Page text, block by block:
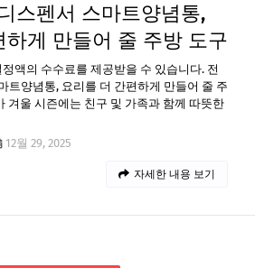
스펜서 스마트양념통,
하게 만들어 줄 주방 도구
액의 수수료를 제공받을 수 있습니다. 전
트양념통, 요리를 더 간편하게 만들어 줄 주
겨울 시즌에는 친구 및 가족과 함께 따뜻한
12월 29, 2025
자세한 내용 보기